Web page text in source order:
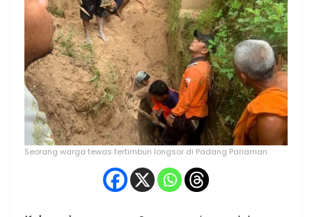
Seorang warga tewas tertimbun longsor di Padang Pariaman.